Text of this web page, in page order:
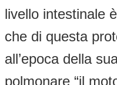
livello intestinale
che di questa
all’epoca della
polmonare “il